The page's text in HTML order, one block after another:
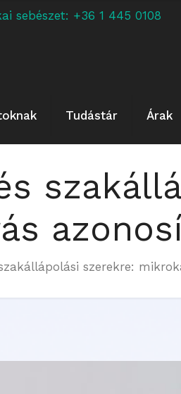
sebészet: +36 1 445 0108
Tudástár Árak
szerekre: